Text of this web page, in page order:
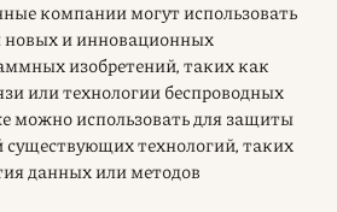
компании могут использовать
и инновационных
изобретений, таких как
или технологии беспроводных
можно использовать для защиты
существующих технологий, таких
данных или методов